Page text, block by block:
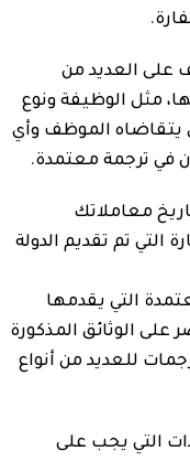
على العديد من
مثل الوظيفة ونوع
يتقاضاه الموظف وأي
في ترجمة معتمدة.
معاملاتك
التي تم تقديم الدولة
التي يقدمها
الوثائق المذكورة
للعديد من أنواع
التي يجب على